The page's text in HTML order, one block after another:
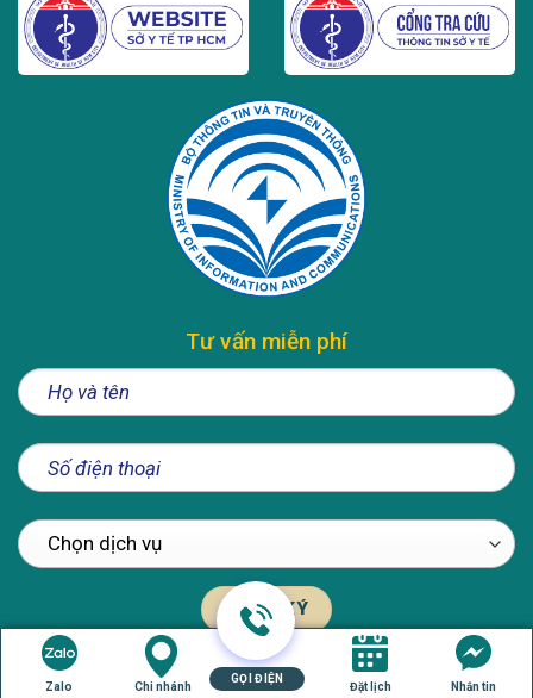
Tư vấn miễn phí
Zalo Chi nhánh
GỌI ĐIỆN
Đặt lịch Nhắn tin